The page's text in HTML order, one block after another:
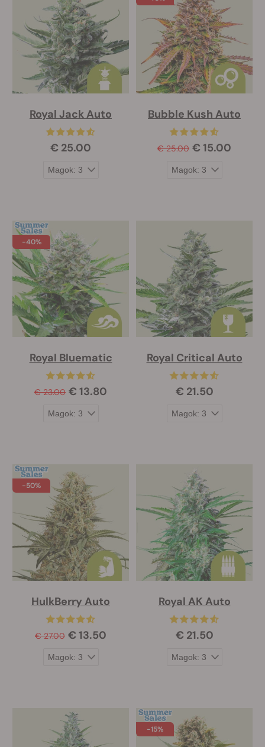
Royal Jack Auto
€ 25.00
Bubble Kush Auto
€ 25.00 € 15.00
-40%
Royal Bluematic
€ 23.00 € 13.80
Royal Critical Auto
€ 21.50
-50%
HulkBerry Auto
€ 27.00 € 13.50
Royal AK Auto
€ 21.50
-15%